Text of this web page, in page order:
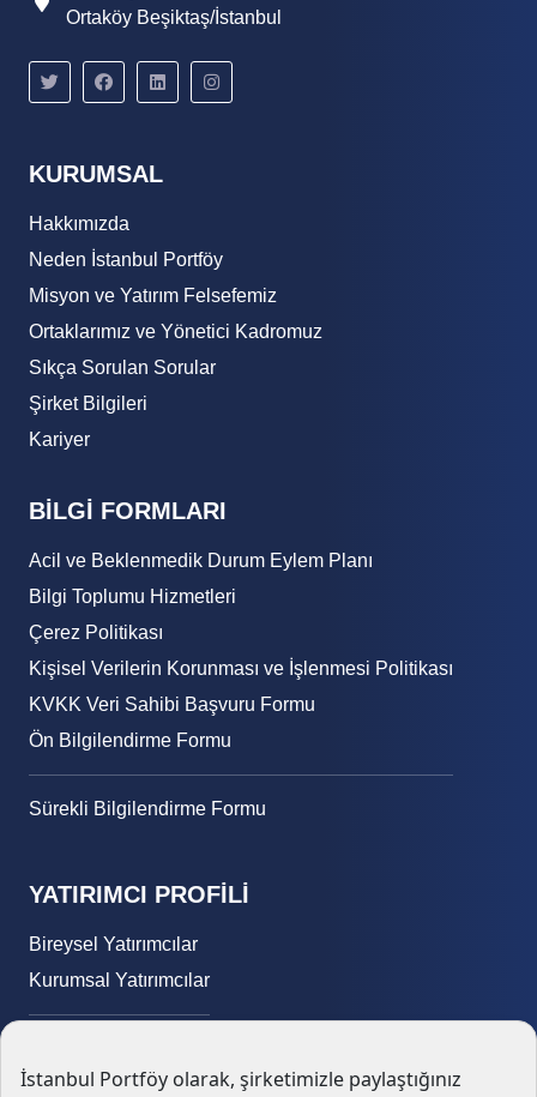
Ortaköy Beşiktaş/İstanbul
KURUMSAL
Hakkımızda
Neden İstanbul Portföy
Misyon ve Yatırım Felsefemiz
Ortaklarımız ve Yönetici Kadromuz
Sıkça Sorulan Sorular
Şirket Bilgileri
Kariyer
BİLGİ FORMLARI
Acil ve Beklenmedik Durum Eylem Planı
Bilgi Toplumu Hizmetleri
Çerez Politikası
Kişisel Verilerin Korunması ve İşlenmesi Politikası
KVKK Veri Sahibi Başvuru Formu
Ön Bilgilendirme Formu
Sürekli Bilgilendirme Formu
YATIRIMCI PROFİLİ
Bireysel Yatırımcılar
Kurumsal Yatırımcılar
Fon Analiz Kriterleri